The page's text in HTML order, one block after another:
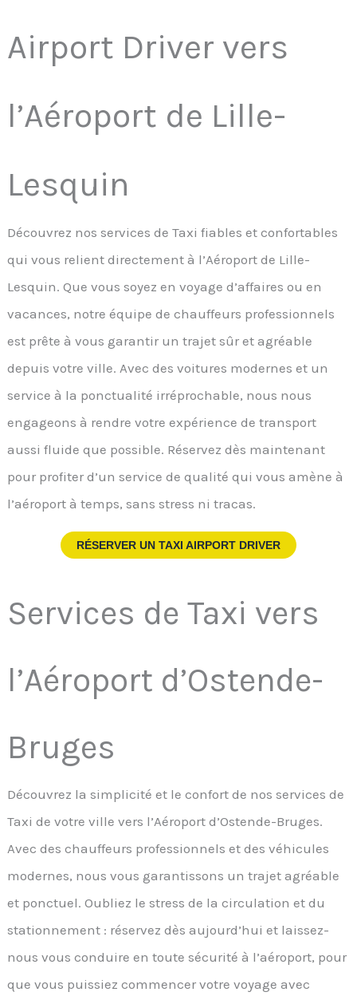
Airport Driver vers
l’Aéroport de Lille-
Lesquin
Découvrez nos services de Taxi fiables et confortables
qui vous relient directement à l’Aéroport de Lille-
Lesquin. Que vous soyez en voyage d’affaires ou en
vacances, notre équipe de chauffeurs professionnels
est prête à vous garantir un trajet sûr et agréable
depuis votre ville. Avec des voitures modernes et un
service à la ponctualité irréprochable, nous nous
engageons à rendre votre expérience de transport
aussi fluide que possible. Réservez dès maintenant
pour profiter d’un service de qualité qui vous amène à
l’aéroport à temps, sans stress ni tracas.
RÉSERVER UN TAXI AIRPORT DRIVER
Services de Taxi vers
l’Aéroport d’Ostende-
Bruges
Découvrez la simplicité et le confort de nos services de
Taxi de votre ville vers l’Aéroport d’Ostende-Bruges.
Avec des chauffeurs professionnels et des véhicules
modernes, nous vous garantissons un trajet agréable
et ponctuel. Oubliez le stress de la circulation et du
stationnement : réservez dès aujourd’hui et laissez-
nous vous conduire en toute sécurité à l’aéroport, pour
que vous puissiez commencer votre voyage avec